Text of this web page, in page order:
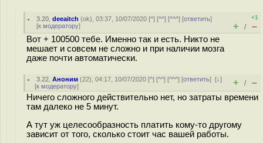
3.20 ,deeaitch (ok), 03:37, 10/07/2020 [^] [^^] [^^^] [ответить]
[к модератору]
+1
+ / –
Вот + 100500 тебе. Именно так и есть. Никто не
мешает и совсем не сложно и при наличии мозга
даже почти автоматически.
3.22 ,Аноним (22), 04:17, 10/07/2020 [^] [^^] [^^^] [ответить][↓]
[к модератору] + / –
Ничего сложного действительно нет, но затраты времени
там далеко не 5 минут.
А тут уж целесообразность платить кому-то другому
зависит от того, сколько стоит час вашей работы.